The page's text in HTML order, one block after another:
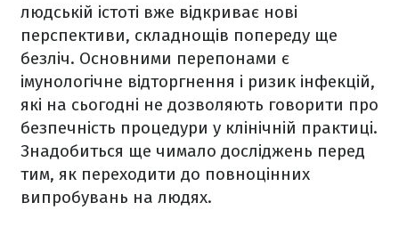
людській істоті вже відкриває нові
перспективи, складнощів попереду ще
безліч. Основними перепонами є
імунологічне відторгнення і ризик інфекцій,
які на сьогодні не дозволяють говорити про
безпечність процедури у клінічній практиці.
Знадобиться ще чимало досліджень перед
тим, як переходити до повноцінних
випробувань на людях.